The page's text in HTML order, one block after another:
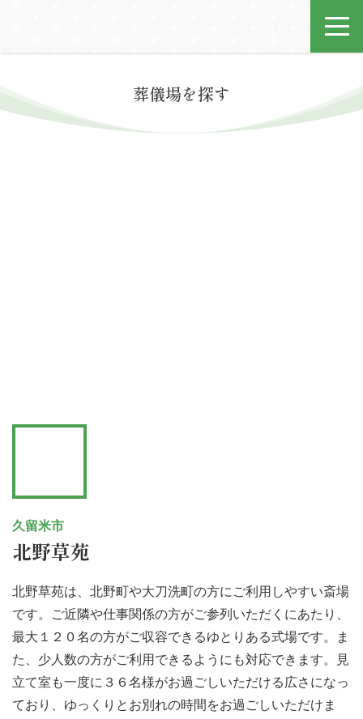
葬儀場を探す
久留米市
北野草苑
北野草苑は、北野町や大刀洗町の方にご利用しやすい斎場
です。ご近隣や仕事関係の方がご参列いただくにあたり、
最大１２０名の方がご収容できるゆとりある式場です。ま
た、少人数の方がご利用できるようにも対応できます。見
立て室も一度に３６名様がお過ごしいただける広さになっ
ており、ゆっくりとお別れの時間をお過ごしいただけま